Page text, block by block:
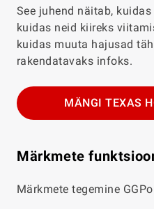
See juhend näitab, kuidas
kuidas neid kiireks
kuidas muuta hajusad
rakendatavaks infoks.
MÄNGI TEXAS
Märkmete
Märkmete tegemine